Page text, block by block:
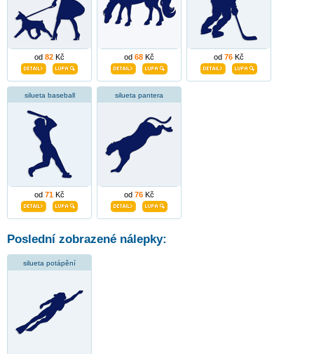
od 82 Kč od 68 Kč od 76 Kč
silueta baseball
od 71 Kč
silueta pantera
od 76 Kč
Poslední zobrazené nálepky:
silueta potápění